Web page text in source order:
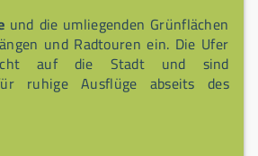
und die umliegenden Grünflächen
und Radtouren ein. Die Ufer
auf die Stadt und sind
ruhige Ausflüge abseits des